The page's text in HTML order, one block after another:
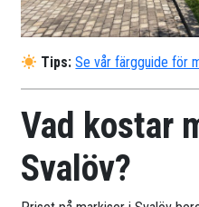
Tips: Se vår färgguide för
Vad kostar
Svalöv?